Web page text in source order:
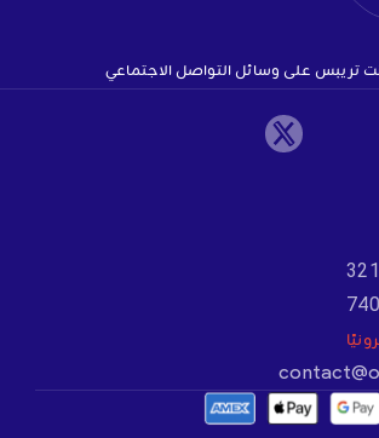
تريبس على وسائل التواصل الاجتماعي